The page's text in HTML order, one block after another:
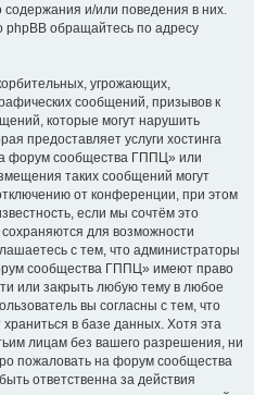
содержания и/или поведения в них.
обращайтесь по адресу
угрожающих,
сообщений, призывов к
которые могут нарушить
предоставляет услуги хостинга
форум сообщества ГППЦ» или
таких сообщений могут
от конференции, при этом
если мы сочтём это
для возможности
с тем, что администраторы
сообщества ГППЦ» имеют право
или закрыть любую тему в любое
вы согласны с тем, что
в базе данных. Хотя эта
лицам без вашего разрешения, ни
пожаловать на форум сообщества
ответственна за действия